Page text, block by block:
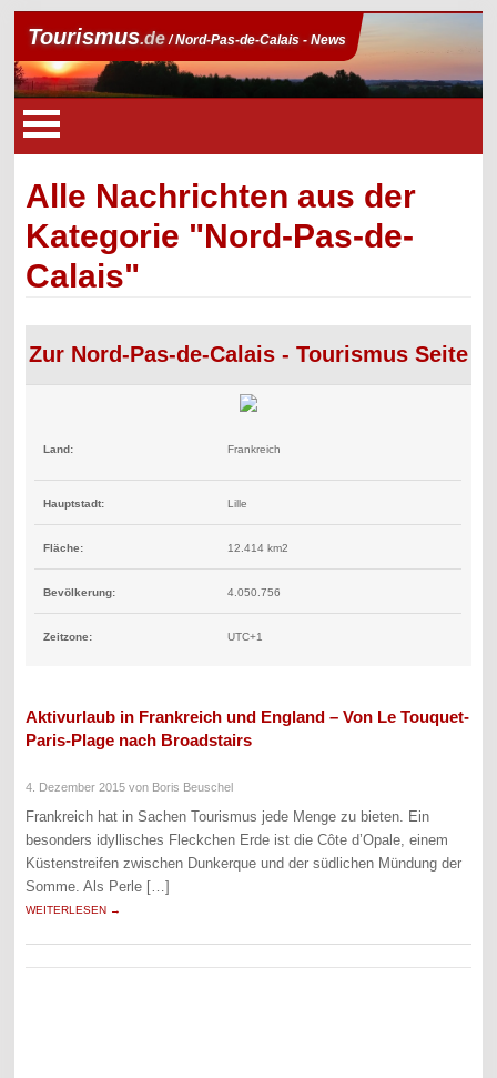
Tourismus.de/ Nord-Pas-de-Calais - News
Alle Nachrichten aus der
Kategorie "Nord-Pas-de-
Calais"
Zur Nord-Pas-de-Calais - Tourismus Seite
Land: Frankreich
Hauptstadt: Lille
Fläche: 12.414 km2
Bevölkerung: 4.050.756
Zeitzone: UTC+1
Aktivurlaub in Frankreich und England – Von Le Touquet-
Paris-Plage nach Broadstairs
4. Dezember 2015 von Boris Beuschel
Frankreich hat in Sachen Tourismus jede Menge zu bieten. Ein
besonders idyllisches Fleckchen Erde ist die Côte d’Opale, einem
Küstenstreifen zwischen Dunkerque und der südlichen Mündung der
Somme. Als Perle […]
WEITERLESEN →